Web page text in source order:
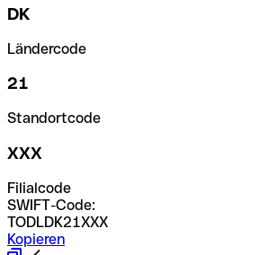
DK
Ländercode
21
Standortcode
XXX
Filialcode
SWIFT-Code:
TODLDK21XXX
Kopieren